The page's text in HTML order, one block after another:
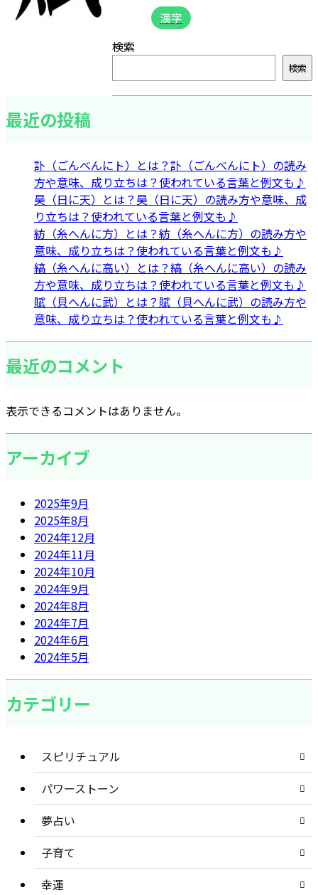
漢字
検索
検索
最近の投稿
訃（ごんべんにト）とは？訃（ごんべんにト）の読み
方や意味、成り立ちは？使われている言葉と例文も♪
昊（日に天）とは？昊（日に天）の読み方や意味、成
り立ちは？使われている言葉と例文も♪
紡（糸へんに方）とは？紡（糸へんに方）の読み方や
意味、成り立ちは？使われている言葉と例文も♪
縞（糸へんに高い）とは？縞（糸へんに高い）の読み
方や意味、成り立ちは？使われている言葉と例文も♪
賦（貝へんに武）とは？賦（貝へんに武）の読み方や
意味、成り立ちは？使われている言葉と例文も♪
最近のコメント
表示できるコメントはありません。
アーカイブ
2025年9月
2025年8月
2024年12月
2024年11月
2024年10月
2024年9月
2024年8月
2024年7月
2024年6月
2024年5月
カテゴリー
スピリチュアル
パワーストーン
夢占い
子育て
幸運